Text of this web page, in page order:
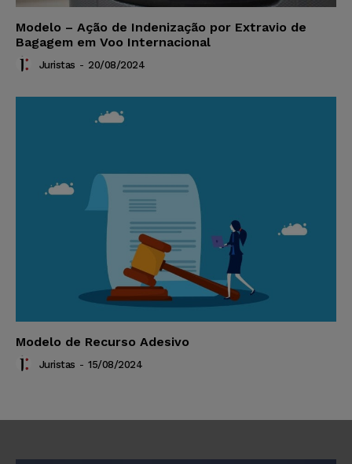
Modelo – Ação de Indenização por Extravio de
Bagagem em Voo Internacional
Juristas - 20/08/2024
Modelo de Recurso Adesivo
Juristas - 15/08/2024